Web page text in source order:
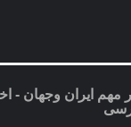
مهم ایران وجهان -